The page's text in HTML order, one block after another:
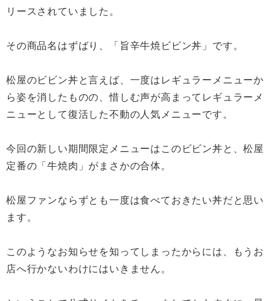
リースされていました。
その商品名はずばり、「旨辛牛焼ビビン丼」です。
松屋のビビン丼と言えば、一度はレギュラーメニューか
ら姿を消したものの、惜しむ声が高まってレギュラーメ
ニューとして復活した不動の人気メニューです。
今回の新しい期間限定メニューはこのビビン丼と、松屋
定番の「牛焼肉」がまさかの合体。
松屋ファンならずとも一度は食べておきたい丼だと思い
ます。
このようなお知らせを知ってしまったからには、もうお
店へ行かないわけにはいきません。